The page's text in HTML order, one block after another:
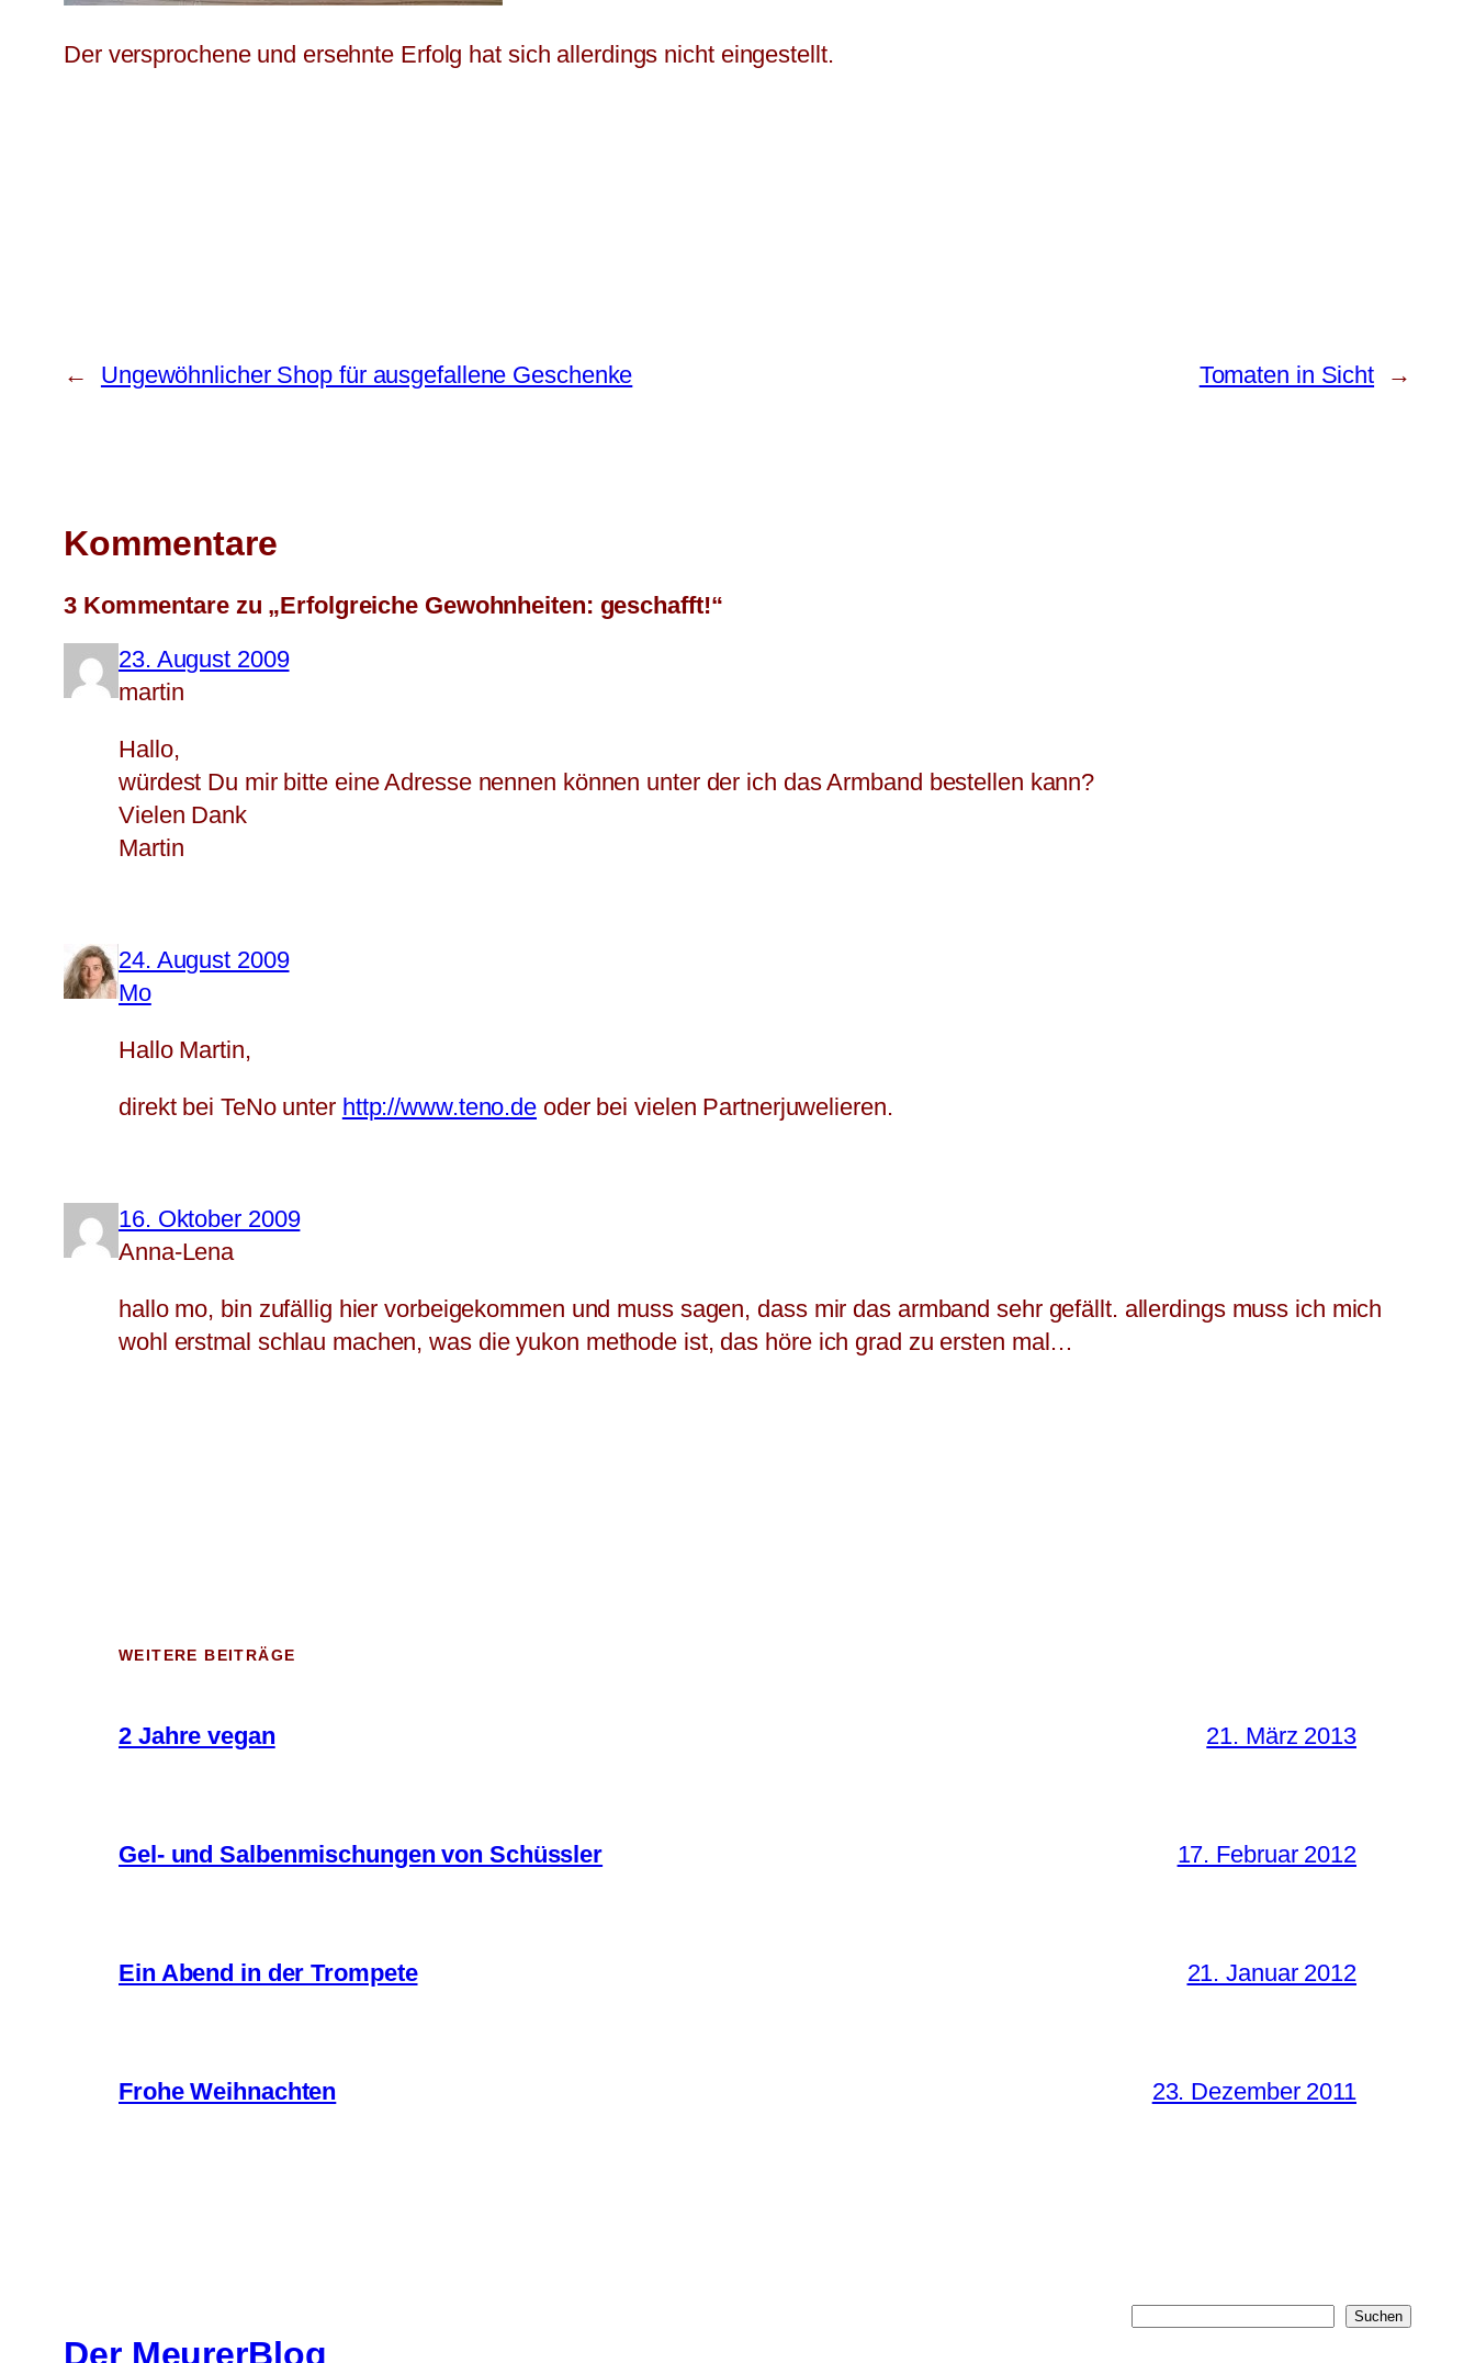
Der versprochene und ersehnte Erfolg hat sich allerdings nicht eingestellt.
← Ungewöhnlicher Shop für ausgefallene Geschenke Tomaten in Sicht →
Kommentare
3 Kommentare zu „Erfolgreiche Gewohnheiten: geschafft!“
23. August 2009
martin
Hallo,
würdest Du mir bitte eine Adresse nennen können unter der ich das Armband bestellen kann?
Vielen Dank
Martin
24. August 2009
Mo
Hallo Martin,
direkt bei TeNo unter http://www.teno.de oder bei vielen Partnerjuwelieren.
16. Oktober 2009
Anna-Lena
hallo mo, bin zufällig hier vorbeigekommen und muss sagen, dass mir das armband sehr gefällt. allerdings muss ich mich
wohl erstmal schlau machen, was die yukon methode ist, das höre ich grad zu ersten mal…
WEITERE BEITRÄGE
2 Jahre vegan 21. März 2013
Gel- und Salbenmischungen von Schüssler 17. Februar 2012
Ein Abend in der Trompete 21. Januar 2012
Frohe Weihnachten 23. Dezember 2011
Der MeurerBlog
Suchen